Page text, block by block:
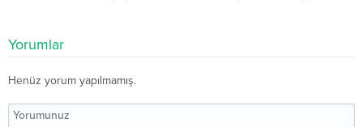
Yorumlar
Henüz yorum yapılmamış.